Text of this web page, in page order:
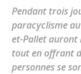
Pendant trois
paracyclisme
et-Pallet auront
tout en offrant
personnes se